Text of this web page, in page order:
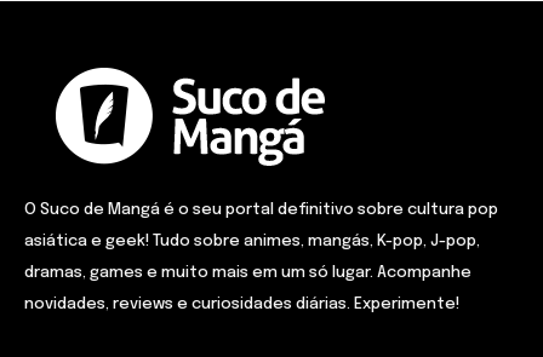
O Suco de Mangá é o seu portal definitivo sobre cultura pop
asiática e geek! Tudo sobre animes, mangás, K-pop, J-pop,
dramas, games e muito mais em um só lugar. Acompanhe
novidades, reviews e curiosidades diárias. Experimente!